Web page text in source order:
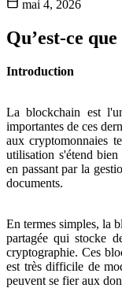
mai 4, 2026
Qu’est-ce
Introduction
La blockchain est
importantes de ces
aux cryptomonnaies
utilisation s'étend
en passant par la
documents.
En termes simples, la
partagée qui stocke
cryptographie. Ces
est très difficile de
peuvent se fier aux